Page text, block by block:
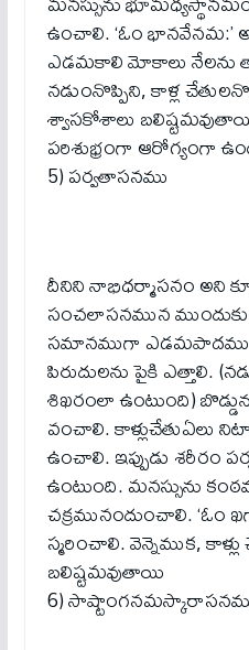
ఉంచాలి. ‘ఓం భానవేనమ:’
ఎడమకాలి మోకాలు నేలను
నడుంనొప్పిని, కాళ్ల
శ్వాసకోశాలు
పరిశుభ్రంగా ఆరోగ్యంగా
5) పర్వతాసనము
దీనిని నాభిధర్మాసనం అని
సంచలాసనమున
సమానముగా ఎడమపాదము
పిరుదులను పైకి ఎత్తాలి.
శిఖరంలా ఉంటుంది)
వంచాలి. కాళ్లుచేతుఏలు
ఉంచాలి. ఇప్పుడు శరీరం
ఉంటుంది. మనస్సును
చక్రమునందుంచాలి.
స్మరించాలి. వెన్నెముక, కాళ్లు
బలిష్టమవుతాయి
6)